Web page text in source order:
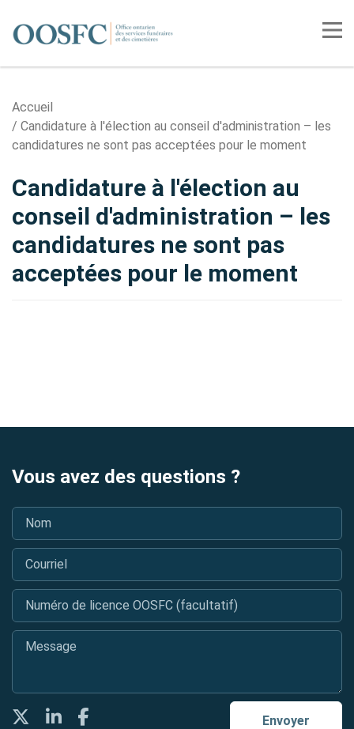
Accueil
Accueil
Candidature à l'élection au conseil d'administration – les
candidatures ne sont pas acceptées pour le moment
Candidature à l'élection au
conseil d'administration – les
candidatures ne sont pas
acceptées pour le moment
Vous avez des questions ?
Nom
Courriel
Numéro de licence OOSFC (facultatif)
Message
Envoyer
TwitterLinkedInFacebook